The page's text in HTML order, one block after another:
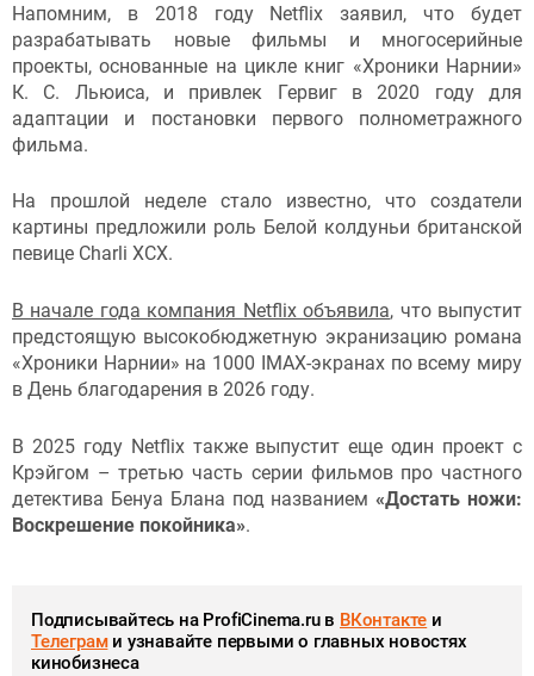
Напомним, в 2018 году Netflix заявил, что будет
разрабатывать новые фильмы и многосерийные
проекты, основанные на цикле книг «Хроники Нарнии»
К. С. Льюиса, и привлек Гервиг в 2020 году для
адаптации и постановки первого полнометражного
фильма.
На прошлой неделе стало известно, что создатели
картины предложили роль Белой колдуньи британской
певице Charli XCX.
В начале года компания Netflix объявила, что выпустит
предстоящую высокобюджетную экранизацию романа
«Хроники Нарнии» на 1000 IMAX-экранах по всему миру
в День благодарения в 2026 году.
В 2025 году Netflix также выпустит еще один проект с
Крэйгом – третью часть серии фильмов про частного
детектива Бенуа Блана под названием«Достать ножи:
Воскрешение покойника».
Подписывайтесь на ProfiCinema.ru в ВКонтакте и
Телеграми узнавайте первыми о главных новостях
кинобизнеса